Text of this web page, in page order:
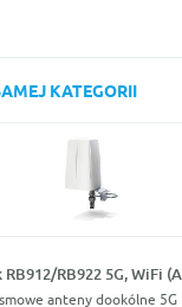
KATEGORII
RB922 5G, WiFi
anteny dookólne 5G